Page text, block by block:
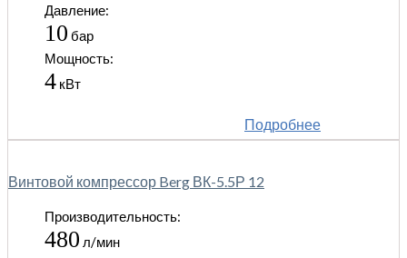
Давление:
10 бар
Мощность:
4 кВт
Подробнее
Винтовой компрессор Berg ВК-5.5Р 12
Производительность:
480 л/мин